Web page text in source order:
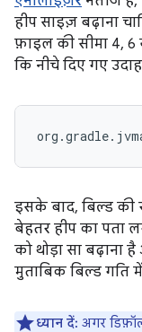
हीप साइज़ बढ़ाना
फ़ाइल की सीमा 4, 6
कि नीचे दिए गए
इसके बाद, बिल्ड की
बेहतर हीप का पता
को थोड़ा सा
मुताबिक बिल्ड गति
ध्यान दें: अगर